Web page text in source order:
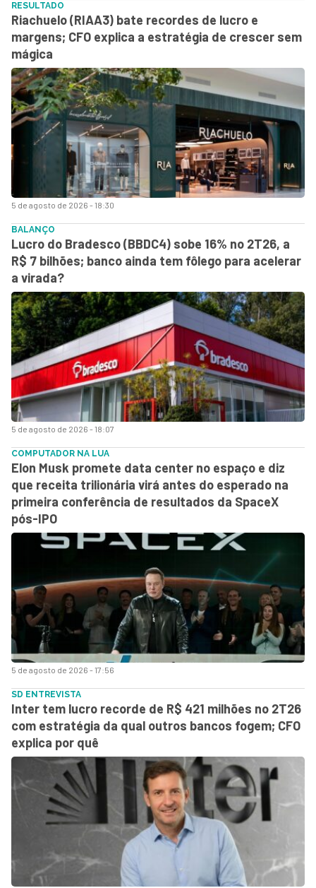
5 de agosto de 2026 - 18:30
RESULTADO
Riachuelo (RIAA3) bate recordes de lucro e
margens; CFO explica a estratégia de crescer sem
mágica
5 de agosto de 2026 - 18:07
BALANÇO
Lucro do Bradesco (BBDC4) sobe 16% no 2T26, a
R$ 7 bilhões; banco ainda tem fôlego para acelerar
a virada?
5 de agosto de 2026 - 17:56
COMPUTADOR NA LUA
Elon Musk promete data center no espaço e diz
que receita trilionária virá antes do esperado na
primeira conferência de resultados da SpaceX
pós-IPO
SD ENTREVISTA
Inter tem lucro recorde de R$ 421 milhões no 2T26
com estratégia da qual outros bancos fogem; CFO
explica por quê